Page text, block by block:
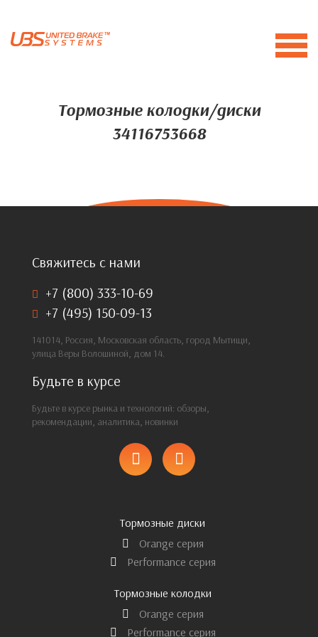
Тормозные колодки/диски
34116753668
Свяжитесь с нами
+7 (800) 333-10-69
+7 (495) 150-09-13
141014, Россия, Московская область, город Мытищи,
улица Веры Волошиной, дом 14.
Будьте в курсе
Будьте в курсе рынка и технологий: обзоры,
рекомендации, аналитика, новинки
Тормозные диски
Orange серия
Performance серия
Тормозные колодки
Orange серия
Performance серия